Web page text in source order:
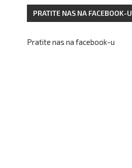
PRATITE NAS NA FACEBOOK-U
Pratite nas na facebook-u